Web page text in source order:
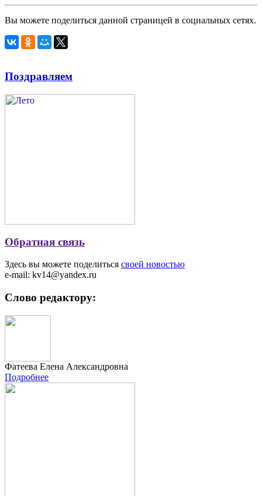
Вы можете поделиться данной страницей в социальных сетях.
Поздравляем
Обратная связь
Здесь вы можете поделиться своей новостью
e-mail: kv14@yandex.ru
Слово редактору:
Фатеева Елена Александровна
Подробнее